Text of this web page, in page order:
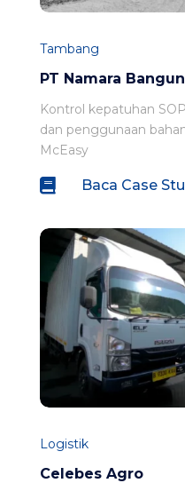
PT Namara
Tambang
Kontrol kepatuhan
dan penggunaan
McEasy
 Baca Case
Celebes Agro
Logistik